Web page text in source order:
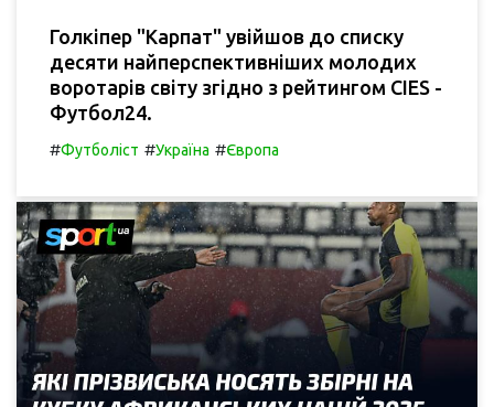
Голкіпер "Карпат" увійшов до списку
десяти найперспективніших молодих
воротарів світу згідно з рейтингом CIES -
Футбол24.
#Футболіст #Україна #Європа